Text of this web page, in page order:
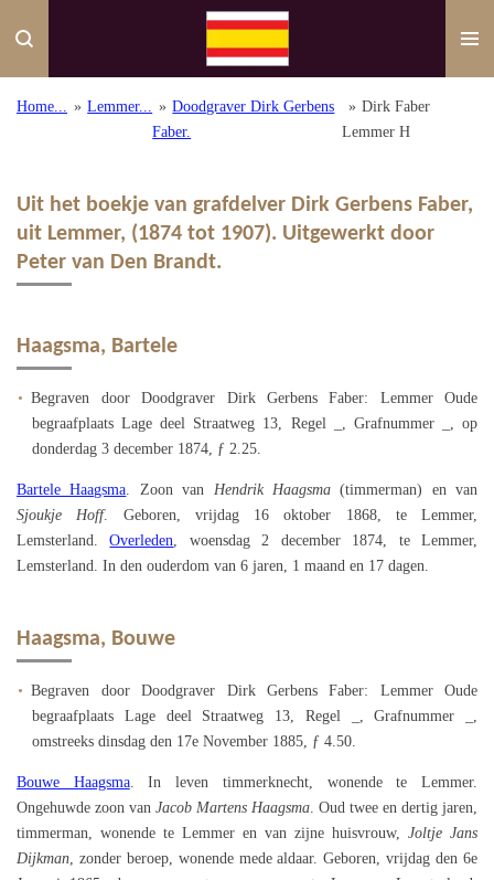
direct
de
Home... » Lemmer... » Doodgraver Dirk Gerbens
Faber.
» Dirk Faber
Lemmer H
Uit het boekje van grafdelver Dirk Gerbens Faber,
uit Lemmer, (1874 tot 1907). Uitgewerkt door
Peter van Den Brandt.
Haagsma, Bartele
Begraven door Doodgraver Dirk Gerbens Faber: Lemmer Oude
begraafplaats Lage deel Straatweg 13, Regel _, Grafnummer _, op
donderdag 3 december 1874, ƒ 2.25.
Bartele Haagsma. Zoon van Hendrik Haagsma(timmerman) en van
Sjoukje Hoff. Geboren, vrijdag 16 oktober 1868, te Lemmer,
Lemsterland.Overleden, woensdag 2 december 1874, te Lemmer,
Lemsterland. In den ouderdom van 6 jaren, 1 maand en 17 dagen.
Haagsma, Bouwe
Begraven door Doodgraver Dirk Gerbens Faber: Lemmer Oude
begraafplaats Lage deel Straatweg 13, Regel _, Grafnummer _,
omstreeks dinsdag den 17e November 1885, ƒ 4.50.
Bouwe Haagsma. In leven timmerknecht, wonende te Lemmer.
Ongehuwde zoon van Jacob Martens Haagsma. Oud twee en dertig jaren,
timmerman, wonende te Lemmer en van zijne huisvrouw, Joltje Jans
Dijkman, zonder beroep, wonende mede aldaar. Geboren, vrijdag den 6e